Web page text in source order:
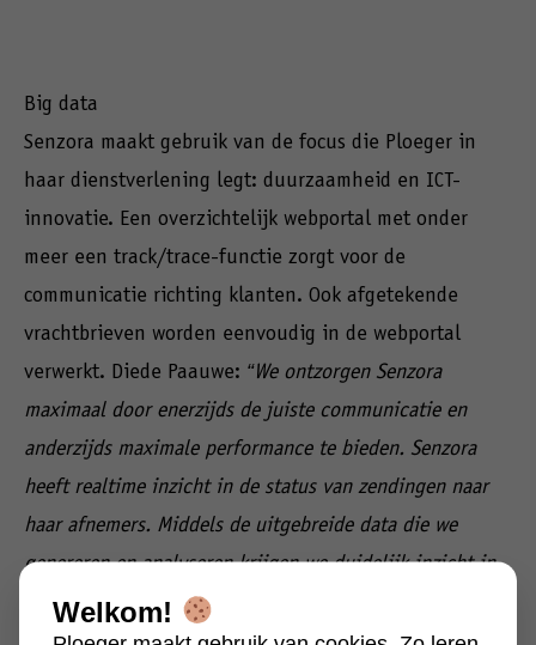
Big data
Senzora maakt gebruik van de focus die Ploeger in
haar dienstverlening legt: duurzaamheid en ICT-
innovatie. Een overzichtelijk webportal met onder
meer een track/trace-functie zorgt voor de
communicatie richting klanten. Ook afgetekende
vrachtbrieven worden eenvoudig in de webportal
verwerkt. Diede Paauwe: “We ontzorgen Senzora
maximaal door enerzijds de juiste communicatie en
anderzijds maximale performance te bieden. Senzora
heeft realtime inzicht in de status van zendingen naar
haar afnemers. Middels de uitgebreide data die we
genereren en analyseren krijgen we duidelijk inzicht in
de geleverde performance en kunnen we de processen
Welkom!